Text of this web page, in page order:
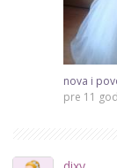
nova i
pre 11